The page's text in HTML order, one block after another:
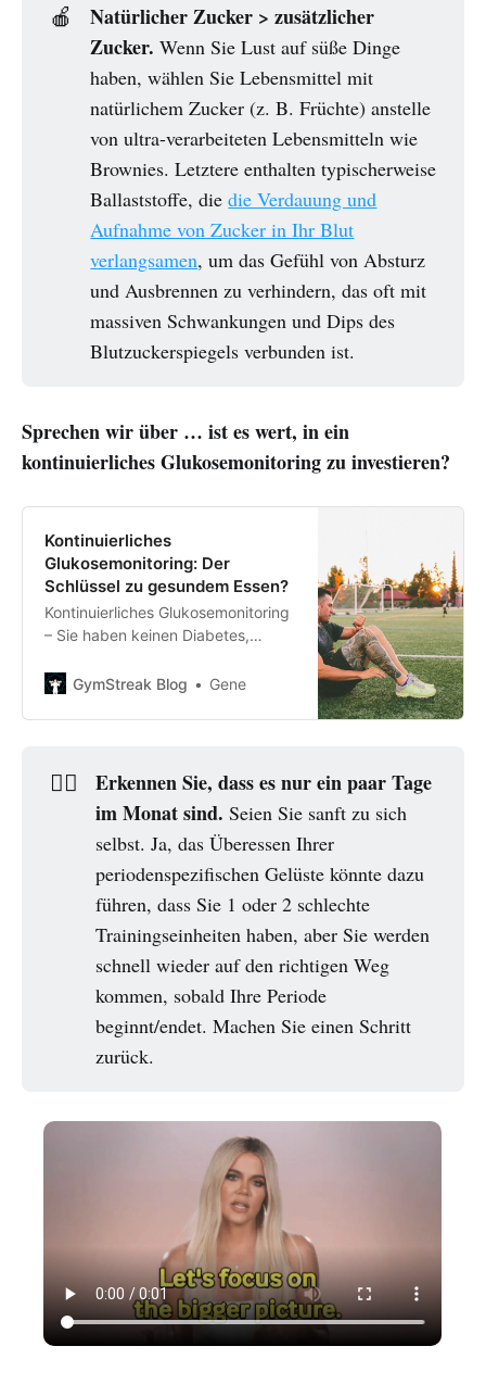
🍎
Natürlicher Zucker > zusätzlicher
Zucker. Wenn Sie Lust auf süße Dinge
haben, wählen Sie Lebensmittel mit
natürlichem Zucker (z. B. Früchte) anstelle
von ultra-verarbeiteten Lebensmitteln wie
Brownies. Letztere enthalten typischerweise
Ballaststoffe, diedie Verdauung und
Aufnahme von Zucker in Ihr Blut
verlangsamen, um das Gefühl von Absturz
und Ausbrennen zu verhindern, das oft mit
massiven Schwankungen und Dips des
Blutzuckerspiegels verbunden ist.
Sprechen wir über … ist es wert, in ein
kontinuierliches Glukosemonitoring zu investieren?
Kontinuierliches
Glukosemonitoring: Der
Schlüssel zu gesundem Essen?
Kontinuierliches Glukosemonitoring
– Sie haben keinen Diabetes,
Ernährung für eine bessere
Sollten Sie?
GymStreak Blog Gene
🤷‍♀️
Erkennen Sie, dass es nur ein paar Tage
im Monat sind. Seien Sie sanft zu sich
selbst. Ja, das Überessen Ihrer
periodenspezifischen Gelüste könnte dazu
führen, dass Sie 1 oder 2 schlechte
Trainingseinheiten haben, aber Sie werden
schnell wieder auf den richtigen Weg
kommen, sobald Ihre Periode
beginnt/endet. Machen Sie einen Schritt
zurück.